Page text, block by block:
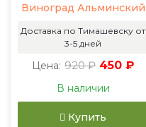
Виноград Альминский
Доставка по Тимашевску от
3-5 дней
Цена: 920 ₽ 450 ₽
В наличии
Купить